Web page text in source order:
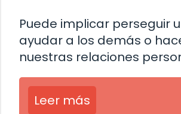
Puede implicar perseguir
ayudar a los demás o
nuestras relaciones
Leer más